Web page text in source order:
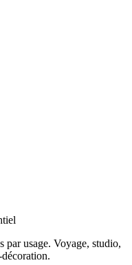
par usage. Voyage, studio,